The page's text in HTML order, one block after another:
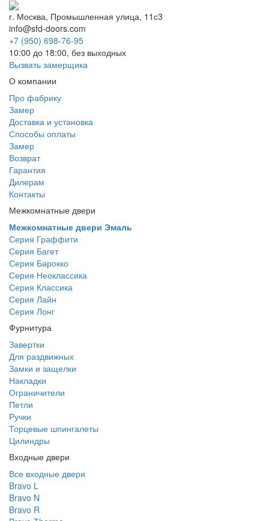
г. Москва, Промышленная улица, 11с3
info@sfd-doors.com
+7 (950) 698-76-95
10:00 до 18:00, без выходных
Вызвать замерщика
О компании
Про фабрику
Замер
Доставка и установка
Способы оплаты
Замер
Возврат
Гарантия
Дилерам
Контакты
Межкомнатные двери
Межкомнатные двери Эмаль
Серия Граффити
Серия Багет
Серия Барокко
Серия Неоклассика
Серия Классика
Серия Лайн
Серия Лонг
Фурнитура
Завертки
Для раздвижных
Замки и защелки
Накладки
Ограничители
Петли
Ручки
Торцевые шпингалеты
Цилиндры
Входные двери
Все входные двери
Bravo L
Bravo N
Bravo R